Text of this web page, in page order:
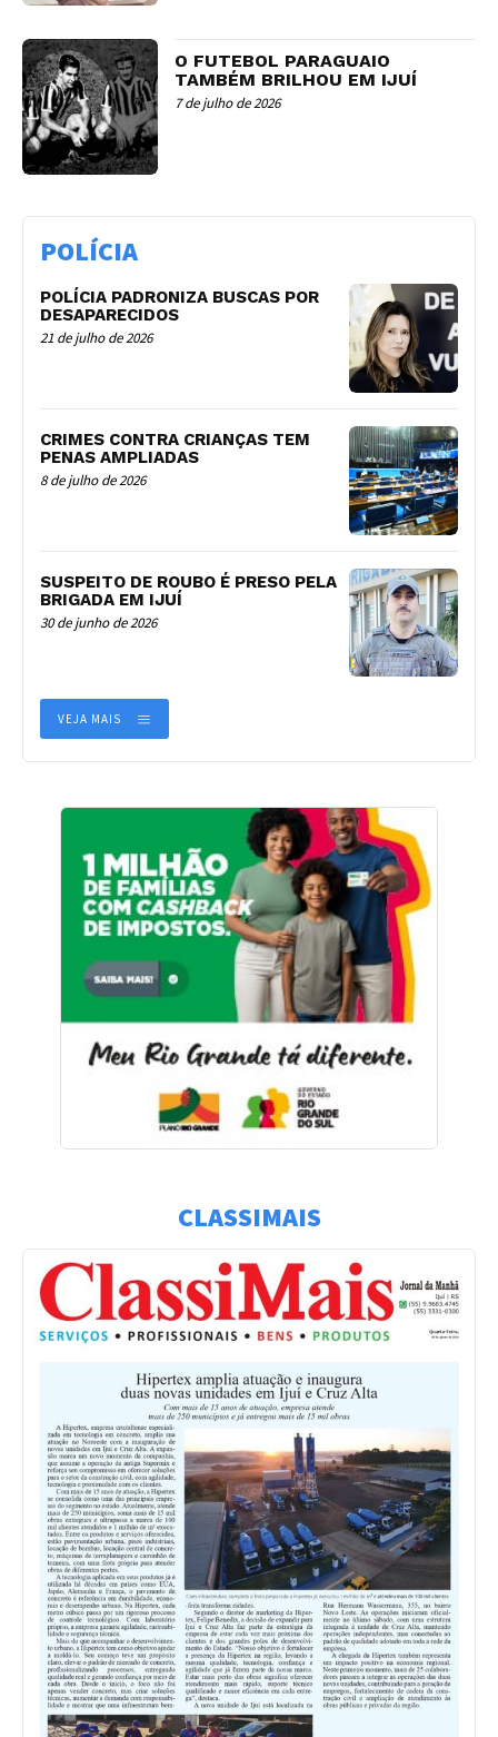
O FUTEBOL PARAGUAIO
TAMBÉM BRILHOU EM IJUÍ
7 de julho de 2026
POLÍCIA
POLÍCIA PADRONIZA BUSCAS POR
DESAPARECIDOS
21 de julho de 2026
CRIMES CONTRA CRIANÇAS TEM
PENAS AMPLIADAS
8 de julho de 2026
SUSPEITO DE ROUBO É PRESO PELA
BRIGADA EM IJUÍ
30 de junho de 2026
VEJA MAIS
CLASSIMAIS